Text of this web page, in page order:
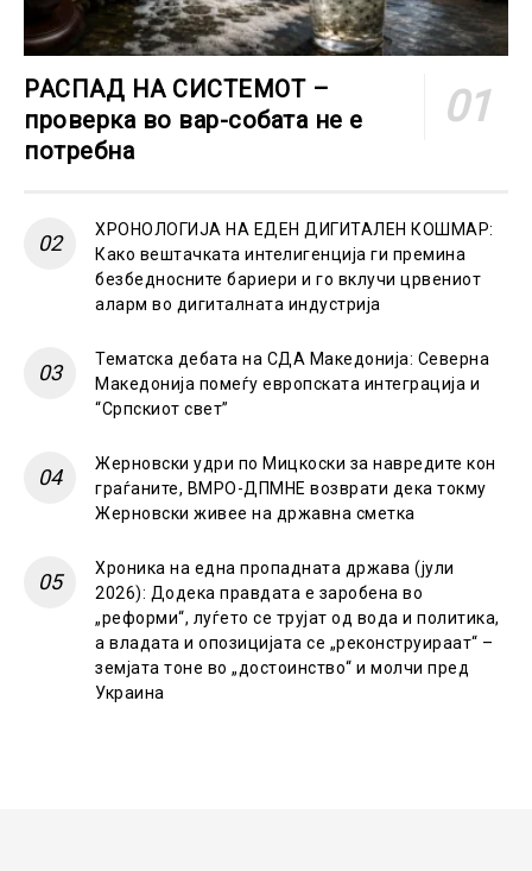
РАСПАД НА СИСТЕМОТ –
проверка во вар-собата не е
потребна
ХРОНОЛОГИЈА НА ЕДЕН ДИГИТАЛЕН КОШМАР:
Како вештачката интелигенција ги премина
безбедносните бариери и го вклучи црвениот
аларм во дигиталната индустрија
Тематска дебата на СДА Македонија: Северна
Македонија помеѓу европската интеграција и
“Српскиот свет”
Жерновски удри по Мицкоски за навредите кон
граѓаните, ВМРО-ДПМНЕ возврати дека токму
Жерновски живее на државна сметка
Хроника на една пропадната држава (јули
2026): Додека правдата е заробена во
„реформи“, луѓето се трујат од вода и политика,
а владата и опозицијата се „реконструираат“ –
земјата тоне во „достоинство“ и молчи пред
Украина